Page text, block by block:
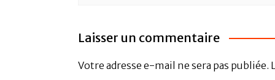
Laisser un commentaire
Votre adresse e-mail ne sera pas publiée.